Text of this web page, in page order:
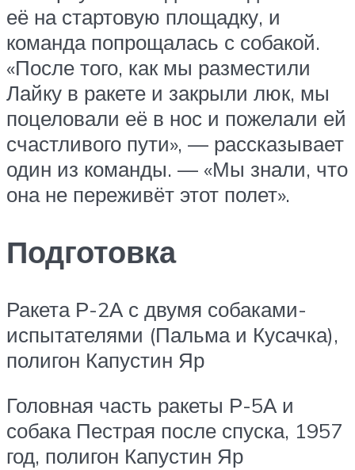
её на стартовую площадку, и
команда попрощалась с собакой.
«После того, как мы разместили
Лайку в ракете и закрыли люк, мы
поцеловали её в нос и пожелали ей
счастливого пути», — рассказывает
один из команды. — «Мы знали, что
она не переживёт этот полет».
Подготовка
Ракета Р-2А с двумя собаками-
испытателями (Пальма и Кусачка),
полигон Капустин Яр
Головная часть ракеты Р-5А и
собака Пестрая после спуска, 1957
год, полигон Капустин Яр